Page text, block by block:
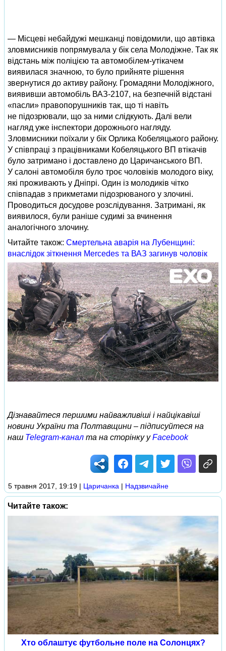
— Місцеві небайдужі мешканці повідомили, що автівка
зловмисників попрямувала у бік села Молодіжне. Так як
відстань між поліцією та автомобілем-утікачем
виявилася значною, то було прийняте рішення
звернутися до активу району. Громадяни Молодіжного,
виявивши автомобіль ВАЗ-2107, на безпечній відстані
«пасли» правопорушників так, що ті навіть
не підозрювали, що за ними слідкують. Далі вели
нагляд уже інспектори дорожнього нагляду.
Зловмисники поїхали у бік Орлика Кобеляцького району.
У співпраці з працівниками Кобеляцького ВП втікачів
було затримано і доставлено до Царичанського ВП.
У салоні автомобіля було троє чоловіків молодого віку,
які проживають у Дніпрі. Один із молодиків чітко
співпадав з прикметами підозрюваного у злочині.
Проводиться досудове розслідування. Затримані, як
виявилося, були раніше судимі за вчинення
аналогічного злочину.
Читайте також: Смертельна аварія на Лубенщині:
внаслідок зіткнення Mercedes та ВАЗ загинув чоловік
Дізнавайтеся першими найважливіші і найцікавіші
новини України та Полтавщини – підписуйтеся на
наш Telegram-канал та на сторінку уFacebook
5 травня 2017, 19:19 | Царичанка | Надзвичайне
Читайте також:
Хто облаштує футбольне поле на Солонцях?